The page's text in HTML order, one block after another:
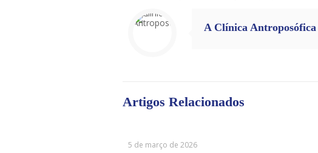
A Clínica Antroposófica
Artigos Relacionados
5 de março de 2026